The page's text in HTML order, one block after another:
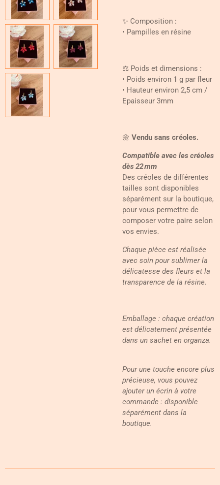
✨ Composition :
• Pampilles en résine
⚖️ Poids et dimensions :
• Poids environ 1 g par fleur
• Hauteur environ 2,5 cm /
Epaisseur 3mm
🌼 Vendu sans créoles.
Compatible avec les créoles
dès 22 mm
Des créoles de différentes
tailles sont disponibles
séparément sur la boutique,
pour vous permettre de
composer votre paire selon
vos envies.
Chaque pièce est réalisée
avec soin pour sublimer la
délicatesse des fleurs et la
transparence de la résine.
Emballage : chaque création
est délicatement présentée
dans un sachet en organza.
Pour une touche encore plus
précieuse, vous pouvez
ajouter un écrin à votre
commande : disponible
séparément dans la
boutique.